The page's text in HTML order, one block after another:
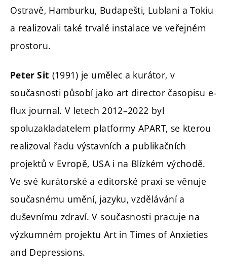
Ostravě, Hamburku, Budapešti, Lublani a Tokiu
a realizovali také trvalé instalace ve veřejném
prostoru.
Peter Sit (1991) je umělec a kurátor, v
současnosti působí jako art director časopisu e-
flux journal. V letech 2012–2022 byl
spoluzakladatelem platformy APART, se kterou
realizoval řadu výstavních a publikačních
projektů v Evropě, USA i na Blízkém východě.
Ve své kurátorské a editorské praxi se věnuje
současnému umění, jazyku, vzdělávání a
duševnímu zdraví. V současnosti pracuje na
výzkumném projektu Art in Times of Anxieties
and Depressions.